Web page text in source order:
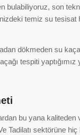
bulabiliyoruz, son
temiz su tesisat
dökmeden su
tespiti yaptığımız
bu yana kaliteden
Tadilatı sektörüne